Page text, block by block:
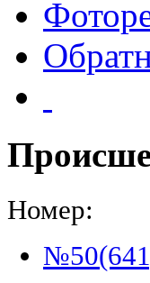
Номер: